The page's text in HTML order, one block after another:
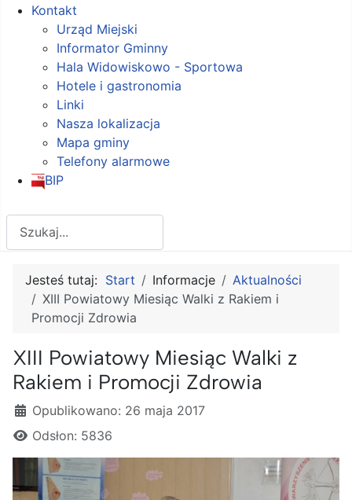
Kontakt
Urząd Miejski
Informator Gminny
Hala Widowiskowo - Sportowa
Hotele i gastronomia
Linki
Nasza lokalizacja
Mapa gminy
Telefony alarmowe
BIP
Jesteś tutaj: Start Informacje
Aktualności
XIII Powiatowy Miesiąc Walki z Rakiem i
Promocji Zdrowia
XIII Powiatowy Miesiąc Walki z
Rakiem i Promocji Zdrowia
Szczegóły
Opublikowano: 26 maja 2017
Odsłon: 5836